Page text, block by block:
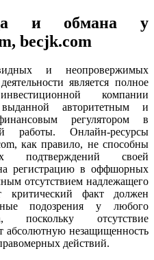
и обмана у
becjk.com
и неопровержимых
является полное
компании
авторитетным и
регулятором в
работы. Онлайн-ресурсы
как правило, не способны
подтверждений своей
регистрацию в оффшорных
отсутствием надлежащего
критический факт должен
подозрения у любого
поскольку отсутствие
абсолютную незащищенность
действий.